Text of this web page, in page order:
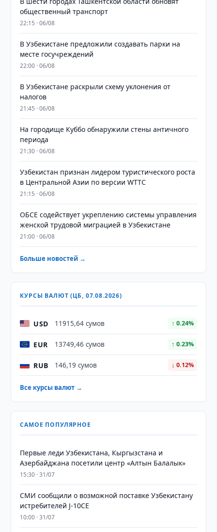
общественный транспорт
22:15 · 06/08
В Узбекистане предложили создавать парки на
месте госучреждений
22:00 · 06/08
В Узбекистане раскрыли схему уклонения от
налогов
21:45 · 06/08
На городище Куббо обнаружили стены античного
периода
21:30 · 06/08
Узбекистан признан лидером туристического роста
в Центральной Азии по версии WTTC
21:15 · 06/08
ОБСЕ содействует укреплению системы управления
женской трудовой миграцией в Узбекистане
21:00 · 06/08
Больше новостей →
КУРСЫ ВАЛЮТ (ЦБ, 07.08.2026)
USD 11915,64 сумов ↑ 0.24%
EUR 13749,46 сумов ↑ 0.23%
RUB 146,19 сумов ↓ 0.12%
Все курсы валют →
САМОЕ ПОПУЛЯРНОЕ
Первые леди Узбекистана, Кыргызстана и
Азербайджана посетили центр «Алтын Балалык»
15:30 · 31/07
СМИ сообщили о возможной поставке Узбекистану
истребителей J-10CE
10:00 · 31/07